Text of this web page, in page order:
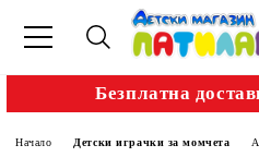
Безплатна
Начало Детски играчки за момчета